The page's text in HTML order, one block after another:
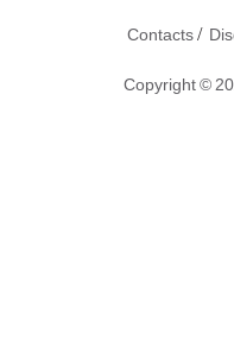
Contacts/
Copyright ©